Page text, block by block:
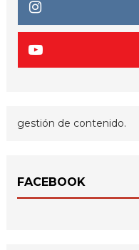
gestión de contenido.
FACEBOOK